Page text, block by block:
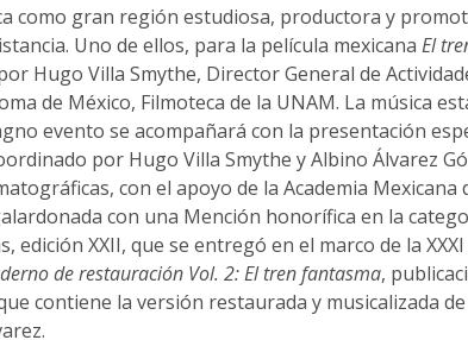
como gran región estudiosa, productora y
Uno de ellos, para la película mexicana El
Hugo Villa Smythe, Director General de
de México, Filmoteca de la UNAM. La música
evento se acompañará con la presentación
por Hugo Villa Smythe y Albino Álvarez
con el apoyo de la Academia
con una Mención honorífica en la
edición XXII, que se entregó en el marco de la
de restauración Vol. 2: El tren fantasma,
contiene la versión restaurada y musicalizada